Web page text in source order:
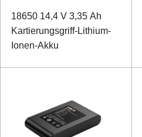
18650 14,4 V 3,35 Ah
Kartierungsgriff-Lithium-
Ionen-Akku